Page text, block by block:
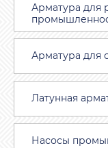
Арматура для
Арматура для
Латунная
Насосы